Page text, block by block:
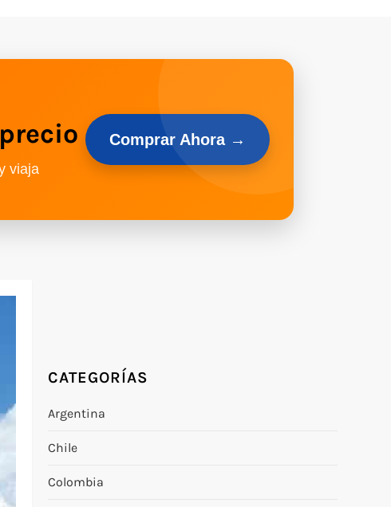
viaja
Comprar Ahora →
CATEGORÍAS
Argentina
Chile
Colombia